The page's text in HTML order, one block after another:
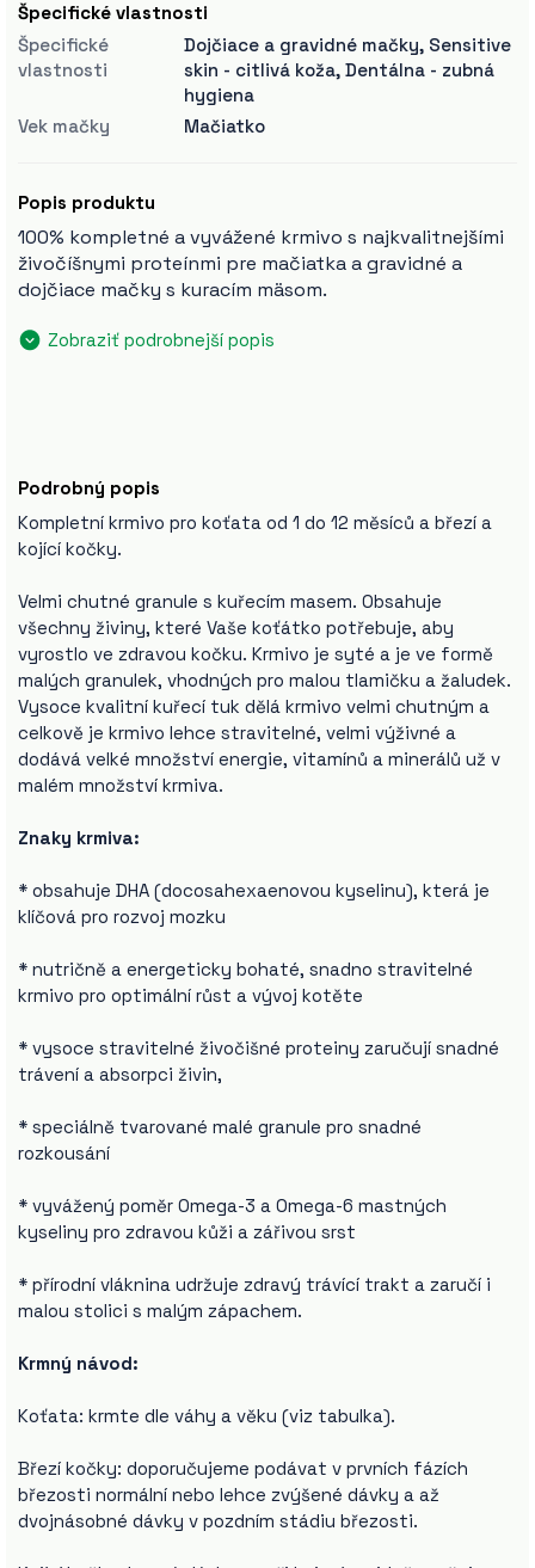
Špecifické vlastnosti
Špecifické
vlastnosti
Dojčiace a gravidné mačky, Sensitive
skin - citlivá koža, Dentálna - zubná
hygiena
Vek mačky
Mačiatko
Popis produktu
100% kompletné a vyvážené krmivo s najkvalitnejšími
živočíšnymi proteínmi pre mačiatka a gravidné a
dojčiace mačky s kuracím mäsom.
Zobraziť podrobnejší popis
Podrobný popis
Kompletní krmivo pro koťata od 1 do 12 měsíců a březí a
kojící kočky.
Velmi chutné granule s kuřecím masem. Obsahuje
všechny živiny, které Vaše koťátko potřebuje, aby
vyrostlo ve zdravou kočku. Krmivo je syté a je ve formě
malých granulek, vhodných pro malou tlamičku a žaludek.
Vysoce kvalitní kuřecí tuk dělá krmivo velmi chutným a
celkově je krmivo lehce stravitelné, velmi výživné a
dodává velké množství energie, vitamínů a minerálů už v
malém množství krmiva.
Znaky krmiva:
* obsahuje DHA (docosahexaenovou kyselinu), která je
klíčová pro rozvoj mozku
* nutričně a energeticky bohaté, snadno stravitelné
krmivo pro optimální růst a vývoj kotěte
* vysoce stravitelné živočišné proteiny zaručují snadné
trávení a absorpci živin,
* speciálně tvarované malé granule pro snadné
rozkousání
* vyvážený poměr Omega-3 a Omega-6 mastných
kyseliny pro zdravou kůži a zářivou srst
* přírodní vláknina udržuje zdravý trávící trakt a zaručí i
malou stolici s malým zápachem.
Krmný návod:
Koťata: krmte dle váhy a věku (viz tabulka).
Březí kočky: doporučujeme podávat v prvních fázích
březosti normální nebo lehce zvýšené dávky a až
dvojnásobné dávky v pozdním stádiu březosti.